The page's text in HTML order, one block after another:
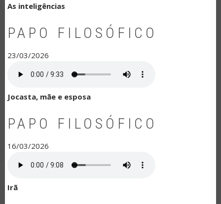
As inteligências
PAPO FILOSÓFICO
23/03/2026
Jocasta, mãe e esposa
PAPO FILOSÓFICO
16/03/2026
Irã